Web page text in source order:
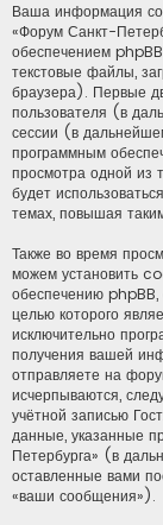
Ваша информация
«Форум Санкт-
обеспечением
текстовые файлы,
браузера). Первые
пользователя (в
сессии (в
программным
просмотра одной из
будет
темах, повышая
Также во время
можем установить
обеспечению phpBB,
целью которого
исключительно
получения вашей
отправляете на
исчерпываются,
учётной записью
данные, указанные
Петербурга» (в
оставленные вами
«ваши сообщения»).